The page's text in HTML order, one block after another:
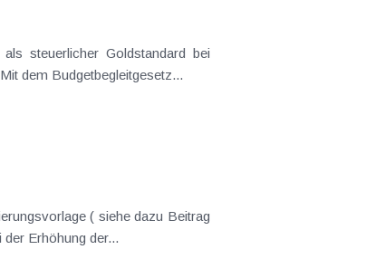
dem Budgetbegleitgesetz...
( siehe dazu Beitrag
Kein Progressionsvorbehalt bei der Erhöhung der...